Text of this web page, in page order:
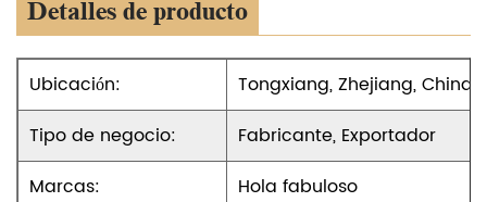
Detalles de producto
Ubicación:
Tongxiang, Zhejiang, China
Tipo de negocio:
Fabricante, Exportador
Marcas:
Hola fabuloso